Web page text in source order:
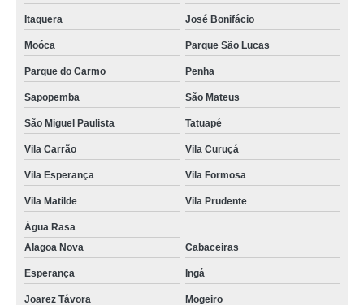
Itaquera José Bonifácio
Moóca Parque São Lucas
Parque do Carmo Penha
Sapopemba São Mateus
São Miguel Paulista Tatuapé
Vila Carrão Vila Curuçá
Vila Esperança Vila Formosa
Vila Matilde Vila Prudente
Água Rasa
Alagoa Nova
Cabaceiras
Esperança Ingá
Joarez Távora Mogeiro